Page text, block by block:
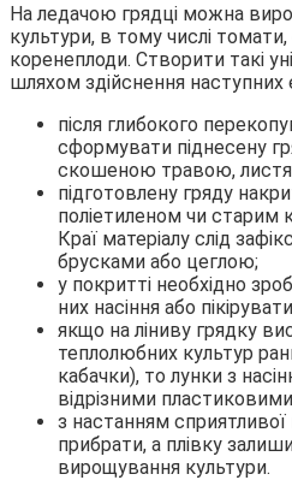
На ледачою грядці можна
культури, в тому числі томати,
коренеплоди. Створити такі
шляхом здійснення наступних
після глибокого
сформувати піднесену
скошеною травою,
підготовлену гряду
поліетиленом чи
Краї матеріалу слід
брусками або цеглою;
у покритті необхідно
них насіння або
якщо на ліниву грядку
теплолюбних культур
кабачки), то лунки з
відрізними
з настанням
прибрати, а плівку
вирощування культури.